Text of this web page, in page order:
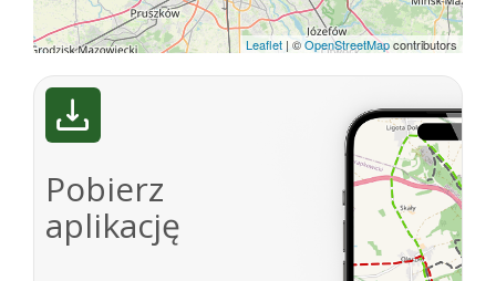
Leaflet | ©OpenStreetMapcontributors
Pobierz
aplikację